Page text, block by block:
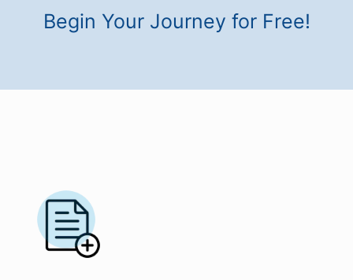
Begin Your Journey for Free!